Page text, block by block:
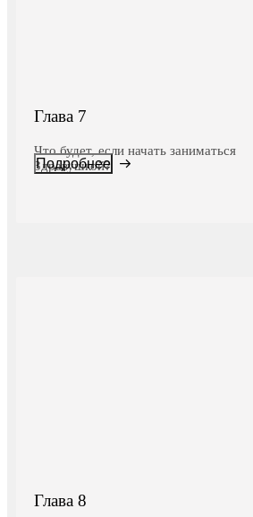
Глава 7
Что будет, если начать заниматься
Здравушкой?
Подробнее
Глава 8